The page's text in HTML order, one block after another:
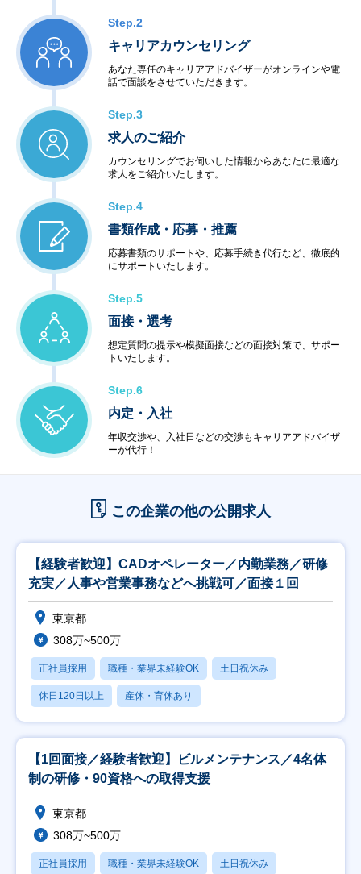
Step.2
キャリアカウンセリング
あなた専任のキャリアアドバイザーがオンラインや電
話で面談をさせていただきます。
Step.3
求人のご紹介
カウンセリングでお伺いした情報からあなたに最適な
求人をご紹介いたします。
Step.4
書類作成・応募・推薦
応募書類のサポートや、応募手続き代行など、徹底的
にサポートいたします。
Step.5
面接・選考
想定質問の提示や模擬面接などの面接対策で、サポー
トいたします。
Step.6
内定・入社
年収交渉や、入社日などの交渉もキャリアアドバイザ
ーが代行！
この企業の他の公開求人
【経験者歓迎】CADオペレーター／内勤業務／研修
充実／人事や営業事務などへ挑戦可／面接１回
東京都
308万~500万
正社員採用 職種・業界未経験OK 土日祝休み
休日120日以上 産休・育休あり
【1回面接／経験者歓迎】ビルメンテナンス／4名体
制の研修・90資格への取得支援
東京都
308万~500万
正社員採用 職種・業界未経験OK 土日祝休み